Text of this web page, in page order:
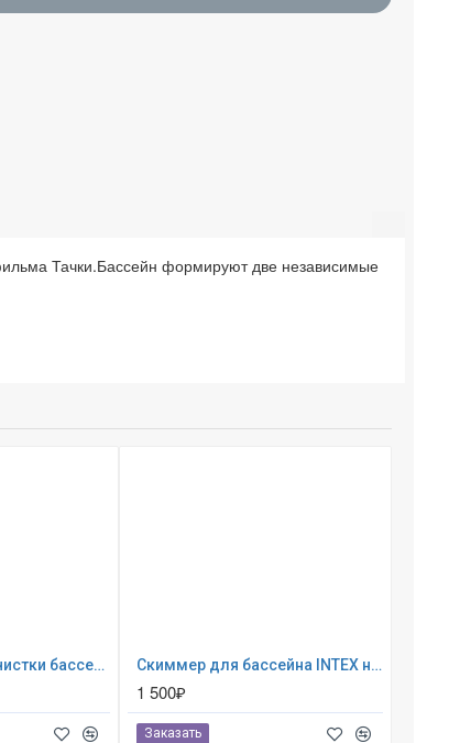
Тачки.Бассейн формируют две независимые
28003 Набор для чистки бассейна от 549 см (ручка 279 см, сачок, пылесос, щетка, шланг) Скиммер для бассейна INTEX навесной ; артикул 28000
1 500₽
Заказать